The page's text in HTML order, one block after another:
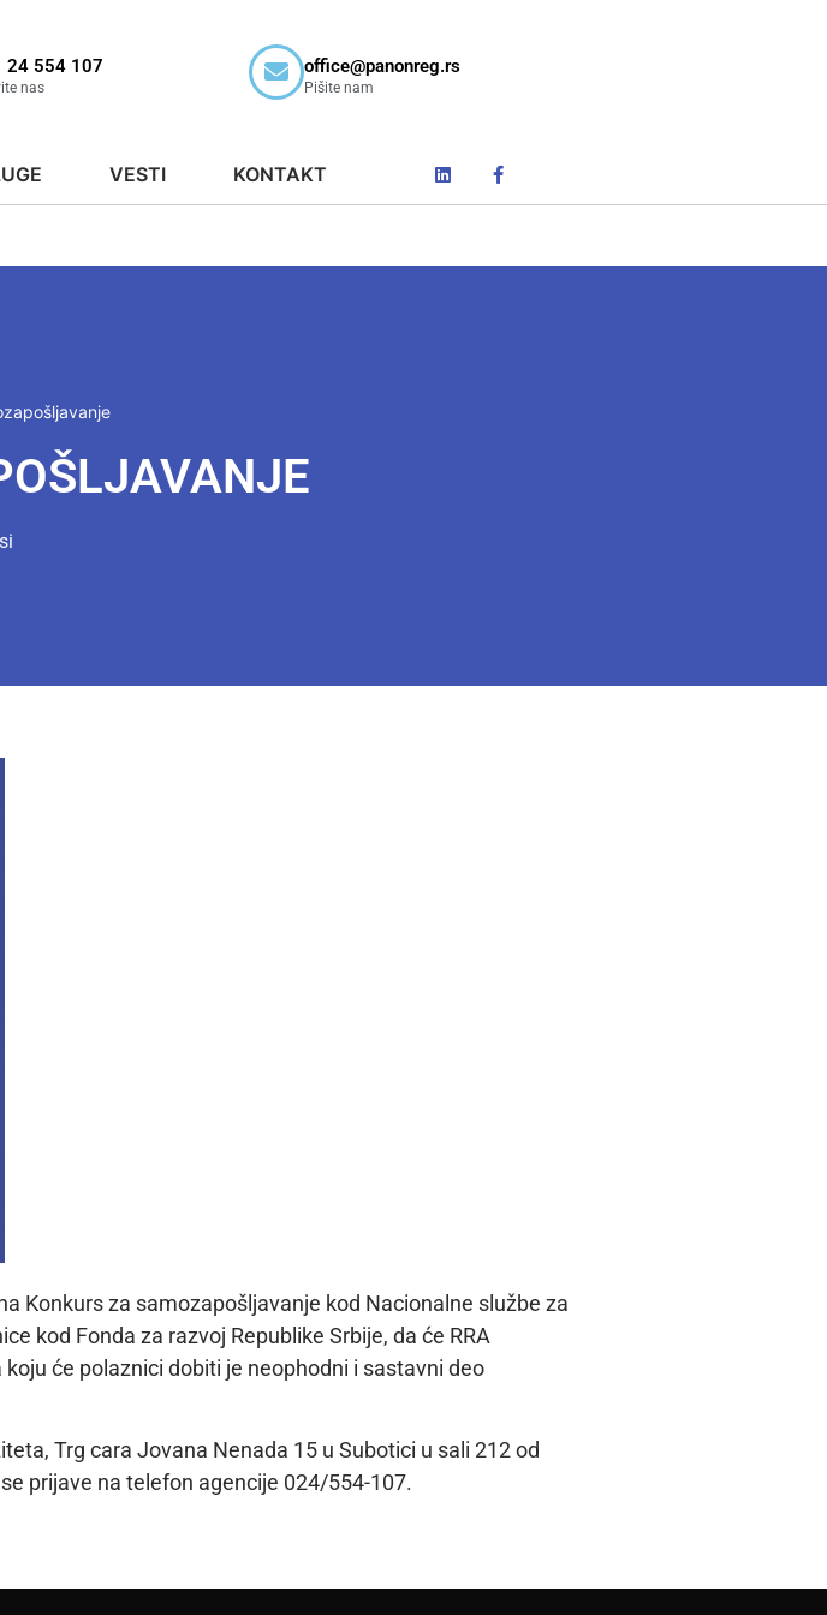
24 554 107
nas
office@panonreg.rs
Pišite nam
VESTI KONTAKT
Konkurs za samozapošljavanje kod Nacionalne službe za
kod Fonda za razvoj Republike Srbije, da će RRA
će polaznici dobiti je neophodni i sastavni deo
Trg cara Jovana Nenada 15 u Subotici u sali 212 od
prijave na telefon agencije 024/554-107.